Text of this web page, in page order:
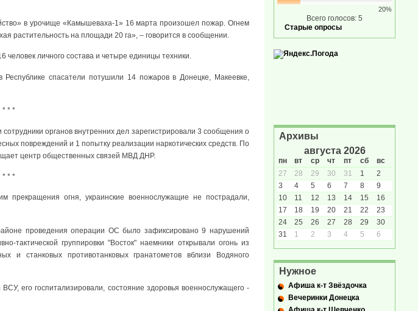
в урочище «Камышеваха-1» 16 марта произошел пожар. Огнем
растительность на площади 20 га», – говорится в сообщении.
человек личного состава и четыре единицы техники.
спасатели потушили 14 пожаров в Донецке, Макеевке,
* * *
органов внутренних дел зарегистрировали 3 сообщения о
повреждений и 1 попытку реализации наркотических средств. По
центр общественных связей МВД ДНР.
* * *
огня, украинские военнослужащие не пострадали,
проведения операции ОС было зафиксировано 9 нарушений
тактической группировки "Восток" наемники открывали огонь из
и станковых противотанковых гранатометов вблизи Водяного
его госпитализировали, состояние здоровья военнослужащего -
20%
Всего голосов: 5
Старые опросы
Архивы
августа 2026
пн вт ср чт пт сб
вс
27
28 29 30 31 1
2
3
4 5 6 7 8
9
10
11 12 13 14 15
16
17
18 19 20 21 22
23
24
25 26 27 28 29
30
31
1 2 3 4 5 6
Нужное
Афиша к-т Звёздочка
Вечеринки Донецка